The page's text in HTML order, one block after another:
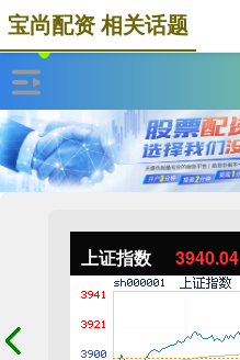
上证指数 3940.04
宝尚配资 相关话题